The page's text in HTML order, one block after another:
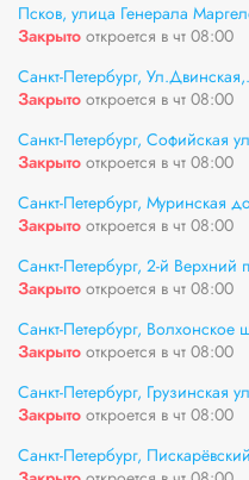
Псков, улица Генерала
Закрыто откроется в чт 08:00
Санкт-Петербург,
Закрыто откроется в чт 08:00
Санкт-Петербург, Софийская
Закрыто откроется в чт 08:00
Санкт-Петербург, Муринская
Закрыто откроется в чт 08:00
Санкт-Петербург, 2-й Верхний
Закрыто откроется в чт 08:00
Санкт-Петербург,
Закрыто откроется в чт 08:00
Санкт-Петербург, Грузинская
Закрыто откроется в чт 08:00
Санкт-Петербург,